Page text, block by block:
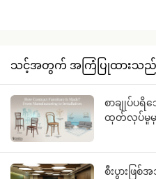
သင့်အတွက် အကြံပြုထားသည်
စာချုပ်ပရိ
ထုတ်လုပ်မှုမှ
စီးပွားဖြ